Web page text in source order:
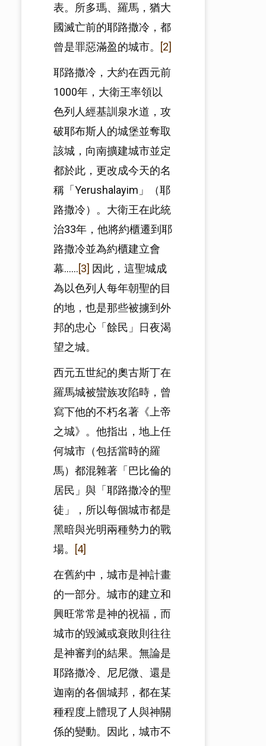
表。所多瑪、羅馬，猶大
國滅亡前的耶路撒冷，都
曾是罪惡滿盈的城市。 [2]
耶路撒冷，大約在西元前
1000年，大衛王率領以
色列人經基訓泉水道，攻
破耶布斯人的城堡並奪取
該城，向南擴建城市並定
都於此，更改成今天的名
稱「Yerushalayim」（耶
路撒冷）。大衛王在此統
治33年，他將約櫃遷到耶
路撒冷並為約櫃建立會
幕……[3] 因此，這聖城成
為以色列人每年朝聖的目
的地，也是那些被擄到外
邦的忠心「餘民」日夜渴
望之城。
西元五世紀的奧古斯丁在
羅馬城被蠻族攻陷時，曾
寫下他的不朽名著《上帝
之城》。他指出，地上任
何城市（包括當時的羅
馬）都混雜著「巴比倫的
居民」與「耶路撒冷的聖
徒」，所以每個城市都是
黑暗與光明兩種勢力的戰
場。 [4]
在舊約中，城市是神計畫
的一部分。城市的建立和
興旺常常是神的祝福，而
城市的毀滅或衰敗則往往
是神審判的結果。無論是
耶路撒冷、尼尼微、還是
迦南的各個城邦，都在某
種程度上體現了人與神關
係的變動。因此，城市不